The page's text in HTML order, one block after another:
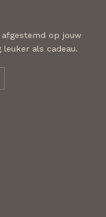
op jouw
als cadeau.